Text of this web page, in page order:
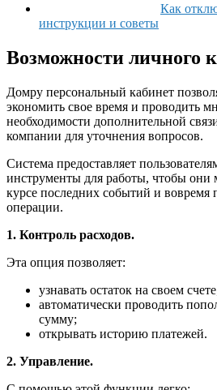
Как
инструкции и советы
Возможности личного
Домру персональный кабинет
экономить свое время и проводить
необходимости дополнительной
компании для уточнения вопросов.
Система предоставляет
инструменты для работы, чтобы они
курсе последних событий и вовремя
операции.
1. Контроль расходов.
Эта опция позволяет:
узнавать остаток на своем
автоматически проводить
сумму;
открывать историю платежей.
2. Управление.